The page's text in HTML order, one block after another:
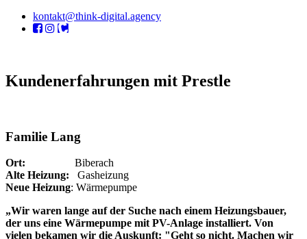
kontakt@think-digital.agency
Kundenerfahrungen mit Prestle
Familie Lang
Ort: Biberach
Alte Heizung: Gasheizung
Neue Heizung: Wärmepumpe
„Wir waren lange auf der Suche nach einem Heizungsbauer,
der uns eine Wärmepumpe mit PV-Anlage installiert. Von
vielen bekamen wir die Auskunft: "Geht so nicht. Machen wir